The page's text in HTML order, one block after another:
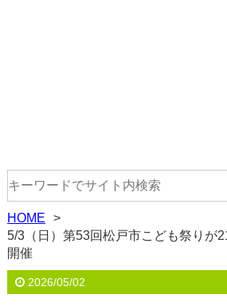
HOME
5/3（日）第53回松戸市こども祭りが
開催
2026/05/02